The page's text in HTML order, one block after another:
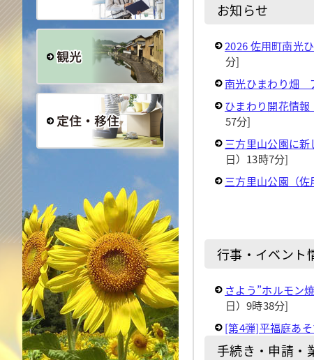
事業者の方へ
定住・移住
お知らせ
2026 佐用町南光
分]
南光ひまわり畑
ひまわり開花情
57分]
三方里山公園に
日）13時7分]
三方里山公園（
行事・イベント
さよう”ホルモン
日）9時38分]
[第4弾]平福庭あ
手続き・申請・